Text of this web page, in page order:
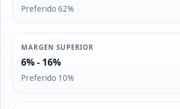
Preferido 62%
MARGEN SUPERIOR
6% - 16%
Preferido 10%